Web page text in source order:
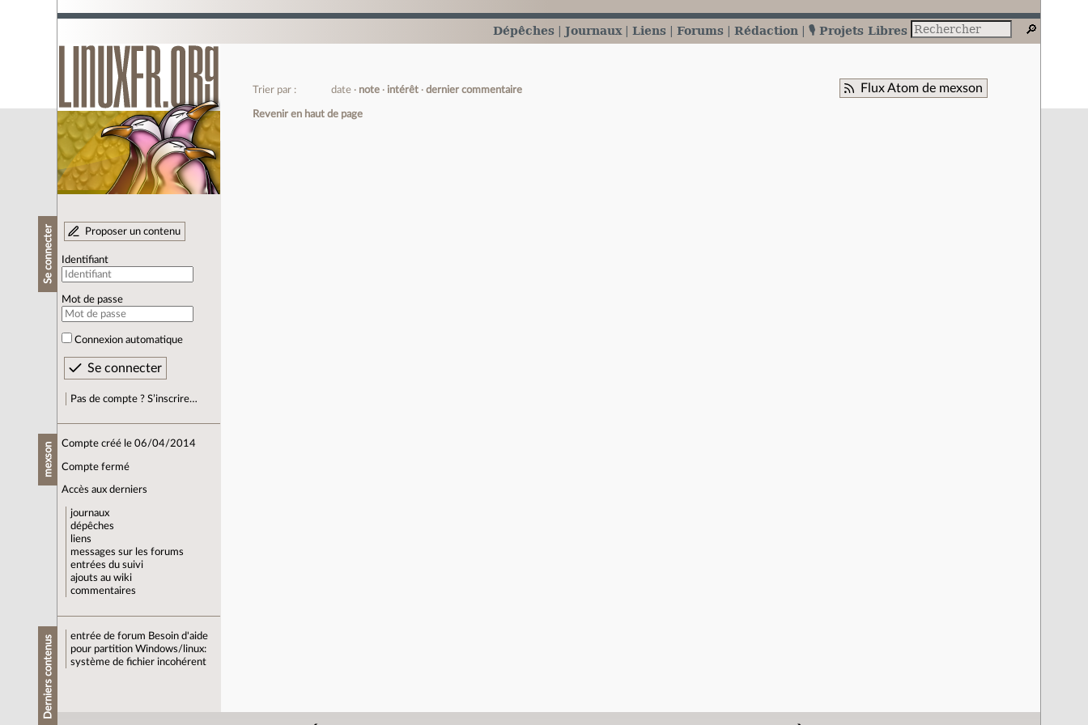
Dépêches Journaux Liens Forums Rédaction 🎙️ Projets Libres
Se connecter Proposer un contenu
Identifiant
Mot de passe
Connexion automatique
Pas de compte ? S’inscrire…
mexson Compte créé le 06/04/2014
Compte fermé
Accès aux derniers
journaux
dépêches
liens
messages sur les forums
entrées du suivi
ajouts au wiki
commentaires
Derniers contenus entrée de forum Besoin d'aide
pour partition Windows/linux:
système de fichier incohérent
Flux Atom de mexson
Trier par : date note intérêt dernier commentaire
Revenir en haut de page